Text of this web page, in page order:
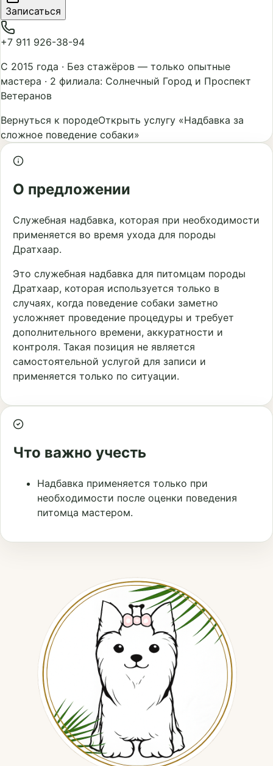
Записаться
+7 911 926-38-94
С 2015 года · Без стажёров — только опытные
мастера · 2 филиала: Солнечный Город и Проспект
Ветеранов
Вернуться к породеОткрыть услугу «Надбавка за
сложное поведение собаки»
О предложении
Служебная надбавка, которая при необходимости
применяется во время ухода для породы
Дратхаар.
Это служебная надбавка для питомцам породы
Дратхаар, которая используется только в
случаях, когда поведение собаки заметно
усложняет проведение процедуры и требует
дополнительного времени, аккуратности и
контроля. Такая позиция не является
самостоятельной услугой для записи и
применяется только по ситуации.
Что важно учесть
Надбавка применяется только при
необходимости после оценки поведения
питомца мастером.